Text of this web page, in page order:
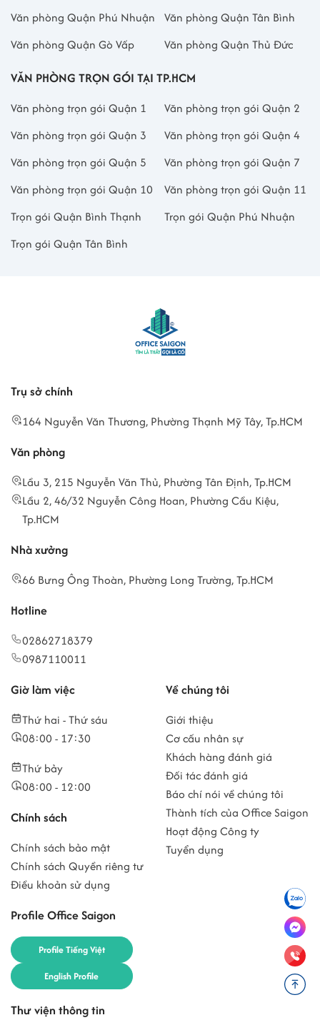
Văn phòng Quận Phú Nhuận
Văn phòng Quận Tân Bình
Văn phòng Quận Gò Vấp
Văn phòng Quận Thủ Đức
VĂN PHÒNG TRỌN GÓI TẠI TP.HCM
Văn phòng trọn gói Quận 1
Văn phòng trọn gói Quận 2
Văn phòng trọn gói Quận 3
Văn phòng trọn gói Quận 4
Văn phòng trọn gói Quận 5
Văn phòng trọn gói Quận 7
Văn phòng trọn gói Quận 10
Văn phòng trọn gói Quận 11
Trọn gói Quận Bình Thạnh
Trọn gói Quận Phú Nhuận
Trọn gói Quận Tân Bình
Trụ sở chính
164 Nguyễn Văn Thương, Phường Thạnh Mỹ Tây, Tp.HCM
Văn phòng
Lầu 3, 215 Nguyễn Văn Thủ, Phường Tân Định, Tp.HCM
Lầu 2, 46/32 Nguyễn Công Hoan, Phường Cầu Kiệu,
Tp.HCM
Nhà xưởng
66 Bưng Ông Thoàn, Phường Long Trường, Tp.HCM
Hotline
02862718379
0987110011
Giờ làm việc
Thứ hai - Thứ sáu
08:00 - 17:30
Thứ bảy
08:00 - 12:00
Chính sách
Chính sách bảo mật
Chính sách Quyền riêng tư
Điều khoản sử dụng
Profile Office Saigon
Profile Tiếng Việt
English Profile
Về chúng tôi
Giới thiệu
Cơ cấu nhân sự
Khách hàng đánh giá
Đối tác đánh giá
Báo chí nói về chúng tôi
Thành tích của Office Saigon
Hoạt động Công ty
Tuyển dụng
Thư viện thông tin